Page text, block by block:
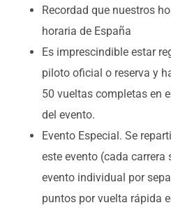
Recordad que nuestros
horaria de España
Es imprescindible estar
piloto oficial o reserva y
50 vueltas completas en
del evento.
Evento Especial. Se
este evento (cada
evento individual por
puntos por vuelta rápida